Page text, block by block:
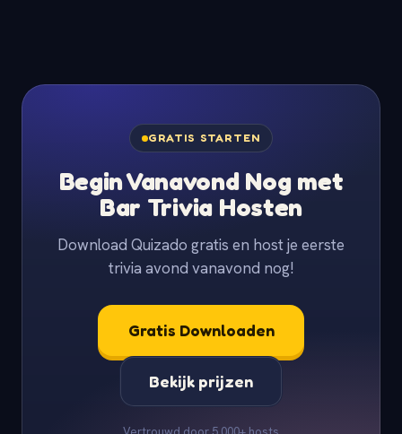
GRATIS STARTEN
Begin Vanavond Nog met
Bar Trivia Hosten
Download Quizado gratis en host je eerste
trivia avond vanavond nog!
Gratis Downloaden
Bekijk prijzen